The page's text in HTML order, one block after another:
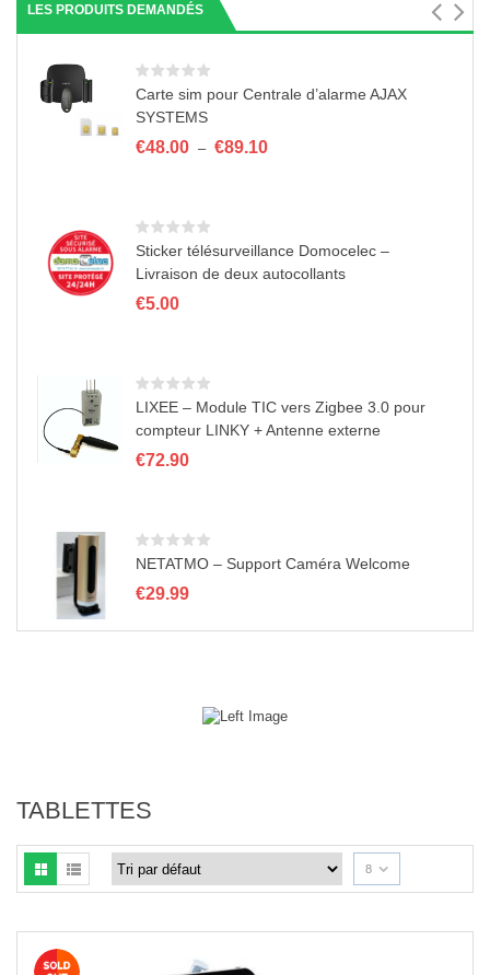
n
LES PRODUITS DEMANDÉS
Carte sim pour Centrale d’alarme AJAX
SYSTEMS
€48.00 – €89.10Plage
€89.10
Sticker télésurveillance Domocelec –
Livraison de deux autocollants
€5.00
LIXEE – Module TIC vers Zigbee 3.0 pour
compteur LINKY + Antenne externe
€72.90
NETATMO – Support Caméra Welcome
€29.99
TABLETTES
8